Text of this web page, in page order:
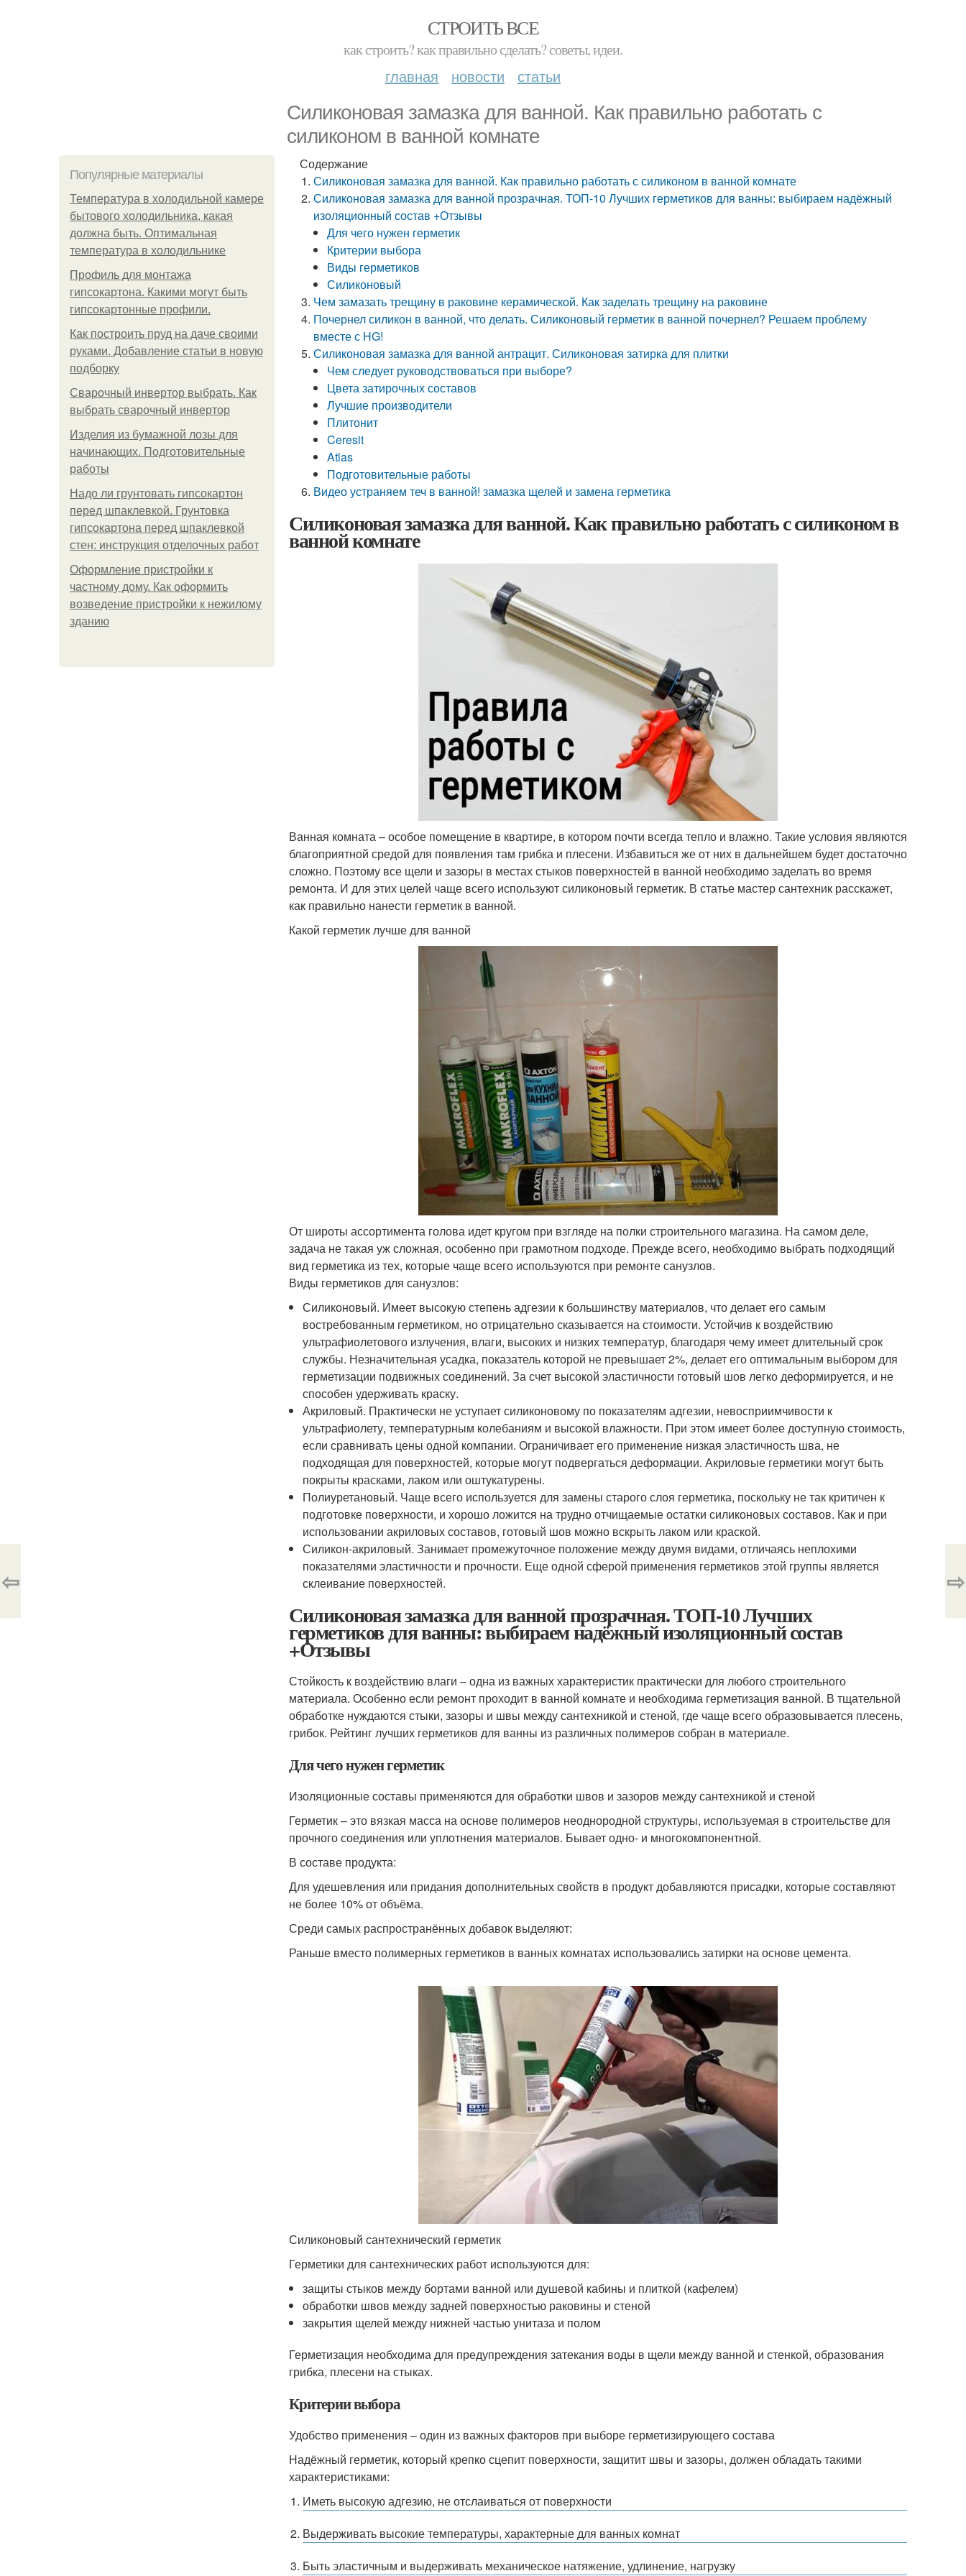
СТРОИТЬ ВСЕ
как строить? как правильно сделать? советы, идеи.
главная новости статьи
Силиконовая замазка для ванной. Как правильно работать с
силиконом в ванной комнате
Популярные материалы
Температура в холодильной камере
бытового холодильника, какая
должна быть. Оптимальная
температура в холодильнике
Профиль для монтажа
гипсокартона. Какими могут быть
гипсокартонные профили.
Как построить пруд на даче своими
руками. Добавление статьи в новую
подборку
Сварочный инвертор выбрать. Как
выбрать сварочный инвертор
Изделия из бумажной лозы для
начинающих. Подготовительные
работы
Надо ли грунтовать гипсокартон
перед шпаклевкой. Грунтовка
гипсокартона перед шпаклевкой
стен: инструкция отделочных работ
Оформление пристройки к
частному дому. Как оформить
возведение пристройки к нежилому
зданию
Содержание
Силиконовая замазка для ванной. Как правильно работать с силиконом в ванной комнате
Силиконовая замазка для ванной прозрачная. ТОП-10 Лучших герметиков для ванны: выбираем надёжный
изоляционный состав +Отзывы
Для чего нужен герметик
Критерии выбора
Виды герметиков
Силиконовый
Чем замазать трещину в раковине керамической. Как заделать трещину на раковине
Почернел силикон в ванной, что делать. Силиконовый герметик в ванной почернел? Решаем проблему
вместе с HG!
Силиконовая замазка для ванной антрацит. Силиконовая затирка для плитки
Чем следует руководствоваться при выборе?
Цвета затирочных составов
Лучшие производители
Плитонит
Ceresit
Atlas
Подготовительные работы
Видео устраняем теч в ванной! замазка щелей и замена герметика
Силиконовая замазка для ванной. Как правильно работать с силиконом в
ванной комнате
Ванная комната – особое помещение в квартире, в котором почти всегда тепло и влажно. Такие условия являются
благоприятной средой для появления там грибка и плесени. Избавиться же от них в дальнейшем будет достаточно
сложно. Поэтому все щели и зазоры в местах стыков поверхностей в ванной необходимо заделать во время
ремонта. И для этих целей чаще всего используют силиконовый герметик. В статье мастер сантехник расскажет,
как правильно нанести герметик в ванной.
Какой герметик лучше для ванной
От широты ассортимента голова идет кругом при взгляде на полки строительного магазина. На самом деле,
задача не такая уж сложная, особенно при грамотном подходе. Прежде всего, необходимо выбрать подходящий
вид герметика из тех, которые чаще всего используются при ремонте санузлов.
Виды герметиков для санузлов:
Силиконовый. Имеет высокую степень адгезии к большинству материалов, что делает его самым
востребованным герметиком, но отрицательно сказывается на стоимости. Устойчив к воздействию
ультрафиолетового излучения, влаги, высоких и низких температур, благодаря чему имеет длительный срок
службы. Незначительная усадка, показатель которой не превышает 2%, делает его оптимальным выбором для
герметизации подвижных соединений. За счет высокой эластичности готовый шов легко деформируется, и не
способен удерживать краску.
Акриловый. Практически не уступает силиконовому по показателям адгезии, невосприимчивости к
ультрафиолету, температурным колебаниям и высокой влажности. При этом имеет более доступную стоимость,
если сравнивать цены одной компании. Ограничивает его применение низкая эластичность шва, не
подходящая для поверхностей, которые могут подвергаться деформации. Акриловые герметики могут быть
покрыты красками, лаком или оштукатурены.
Полиуретановый. Чаще всего используется для замены старого слоя герметика, поскольку не так критичен к
подготовке поверхности, и хорошо ложится на трудно отчищаемые остатки силиконовых составов. Как и при
использовании акриловых составов, готовый шов можно вскрыть лаком или краской.
Силикон-акриловый. Занимает промежуточное положение между двумя видами, отличаясь неплохими
показателями эластичности и прочности. Еще одной сферой применения герметиков этой группы является
склеивание поверхностей.
Силиконовая замазка для ванной прозрачная. ТОП-10 Лучших
герметиков для ванны: выбираем надёжный изоляционный состав
+Отзывы
Стойкость к воздействию влаги – одна из важных характеристик практически для любого строительного
материала. Особенно если ремонт проходит в ванной комнате и необходима герметизация ванной. В тщательной
обработке нуждаются стыки, зазоры и швы между сантехникой и стеной, где чаще всего образовывается плесень,
грибок. Рейтинг лучших герметиков для ванны из различных полимеров собран в материале.
Для чего нужен герметик
Изоляционные составы применяются для обработки швов и зазоров между сантехникой и стеной
Герметик – это вязкая масса на основе полимеров неоднородной структуры, используемая в строительстве для
прочного соединения или уплотнения материалов. Бывает одно- и многокомпонентной.
В составе продукта:
Для удешевления или придания дополнительных свойств в продукт добавляются присадки, которые составляют
не более 10% от объёма.
Среди самых распространённых добавок выделяют:
Раньше вместо полимерных герметиков в ванных комнатах использовались затирки на основе цемента.
Силиконовый сантехнический герметик
Герметики для сантехнических работ используются для:
защиты стыков между бортами ванной или душевой кабины и плиткой (кафелем)
обработки швов между задней поверхностью раковины и стеной
закрытия щелей между нижней частью унитаза и полом
Герметизация необходима для предупреждения затекания воды в щели между ванной и стенкой, образования
грибка, плесени на стыках.
Критерии выбора
Удобство применения – один из важных факторов при выборе герметизирующего состава
Надёжный герметик, который крепко сцепит поверхности, защитит швы и зазоры, должен обладать такими
характеристиками:
Иметь высокую адгезию, не отслаиваться от поверхности
Выдерживать высокие температуры, характерные для ванных комнат
Быть эластичным и выдерживать механическое натяжение, удлинение, нагрузку
⇦ ⇨